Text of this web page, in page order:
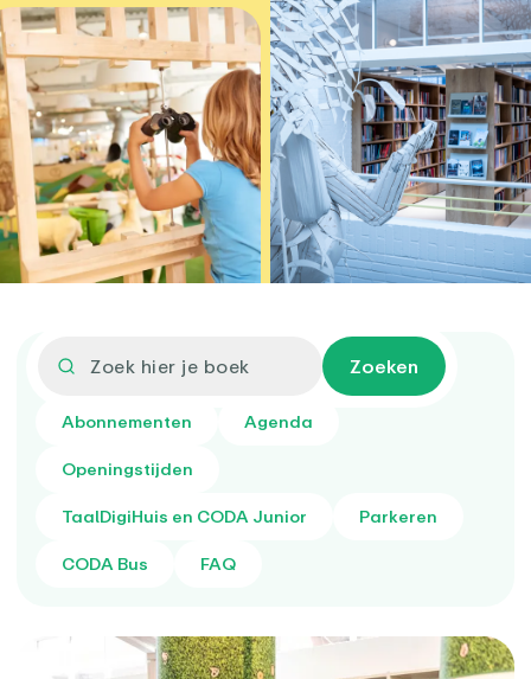
Zoeken
Snel naar
Abonnementen Agenda
Openingstijden
TaalDigiHuis en CODA Junior Parkeren
CODA Bus FAQ